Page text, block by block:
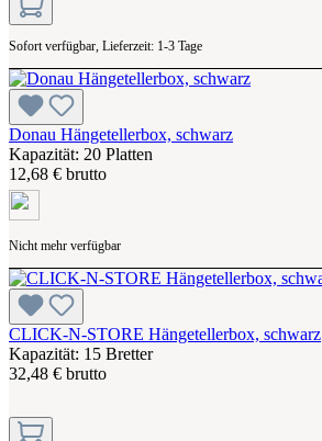
Sofort verfügbar, Lieferzeit: 1-3 Tage
Donau Hängetellerbox, schwarz
Kapazität: 20 Platten
12,68 € brutto
Nicht mehr verfügbar
CLICK-N-STORE Hängetellerbox, schwarz
Kapazität: 15 Bretter
32,48 € brutto